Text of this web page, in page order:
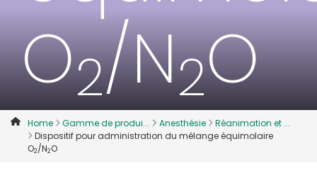
Canada, English
Canada, Français
China
Denmark
Deutschland
Nederlands
Norway
Russia
Sweden
O2/N2O
Home Gamme de produi... Anesthésie
Réanimation et ...
Dispositif pour administration du mélange équimolaire
O2/N2O